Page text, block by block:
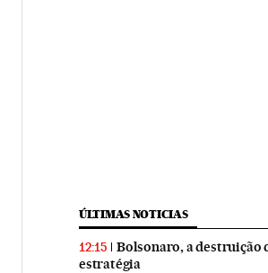
ÚLTIMAS NOTICIAS
12:15
Bolsonaro, a destruição
estratégia